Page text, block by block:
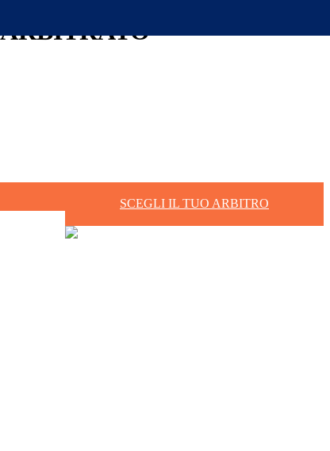
SCEGLI IL TUO ARBITRO